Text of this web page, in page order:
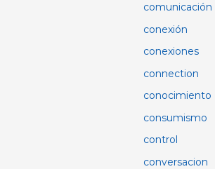
comunicación
conexión
conexiones
connection
conocimiento
consumismo
control
conversacion